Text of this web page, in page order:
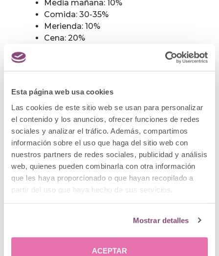
Esta página web usa cookies
Las cookies de este sitio web se usan para personalizar
el contenido y los anuncios, ofrecer funciones de redes
sociales y analizar el tráfico. Además, compartimos
información sobre el uso que haga del sitio web con
nuestros partners de redes sociales, publicidad y análisis
web, quienes pueden combinarla con otra información
que les haya proporcionado o que hayan recopilado a
partir del uso que haya hecho de sus servicios.
Mostrar detalles
ACEPTAR
Media mañana: 10%
Comida: 30-35%
Merienda: 10%
Cena: 20%
El número de ingestas recomendado es entre
cuatro y seis, dejando un espacio entre ellas de 2,5 a
iremos a una comida con sensación de
distribuiremos correctamente los nutrientes para
nuestros requerimientos.
No acostarse recién cenada: como mínimo hay que
esperar dos horas, pues es recomendable realizar la
digestión antes de acostarse. Esta premisa es
imprescindible si se trata de personas que sufren
enfermedades como la hernia de hiato, y una de las
dieta para adelgazar 2 kilos,